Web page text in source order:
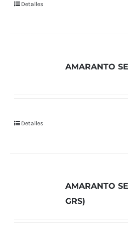
Detalles
AMARANTO
Detalles
AMARANTO
GRS)